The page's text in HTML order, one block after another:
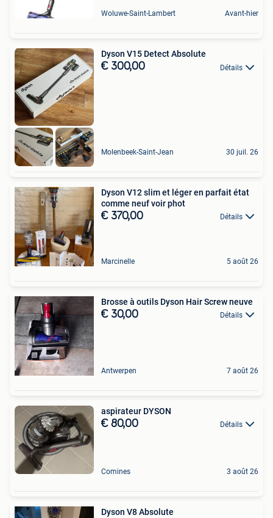
Woluwe-Saint-Lambert Avant-hier
Dyson V15 Detect Absolute
€ 300,00 Détails
Molenbeek-Saint-Jean 30 juil. 26
Dyson V12 slim et léger en parfait état
comme neuf voir phot
€ 370,00 Détails
Marcinelle 5 août 26
Brosse à outils Dyson Hair Screw neuve
€ 30,00 Détails
Antwerpen 7 août 26
aspirateur DYSON
€ 80,00 Détails
Comines 3 août 26
Dyson V8 Absolute